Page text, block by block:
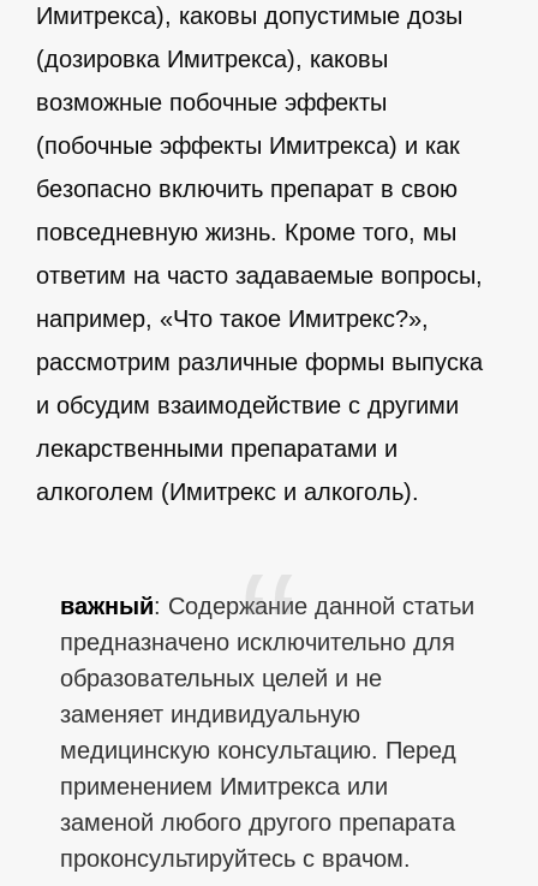
Имитрекса), каковы допустимые дозы
(дозировка Имитрекса), каковы
возможные побочные эффекты
(побочные эффекты Имитрекса) и как
безопасно включить препарат в свою
повседневную жизнь. Кроме того, мы
ответим на часто задаваемые вопросы,
например, «Что такое Имитрекс?»,
рассмотрим различные формы выпуска
и обсудим взаимодействие с другими
лекарственными препаратами и
алкоголем (Имитрекс и алкоголь).
важный: Содержание данной статьи
предназначено исключительно для
образовательных целей и не
заменяет индивидуальную
медицинскую консультацию. Перед
применением Имитрекса или
заменой любого другого препарата
проконсультируйтесь с врачом.